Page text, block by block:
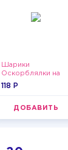
Шарики
Оскорблялки на
день рождения для
118 P
ДОБАВИТЬ